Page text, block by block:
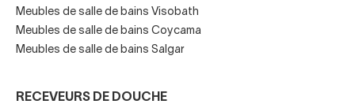
Types de robinets pour douche
Meubles de salle de bains Visobath
Meubles de salle de bains Coycama
Meubles de salle de bains Salgar
RECEVEURS DE DOUCHE